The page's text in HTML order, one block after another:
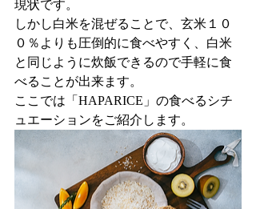
現状です。
しかし白米を混ぜることで、玄米１０
０％よりも圧倒的に食べやすく、白米
と同じように炊飯できるので手軽に食
べることが出来ます。
ここでは「HAPARICE」の食べるシチ
ュエーションをご紹介します。